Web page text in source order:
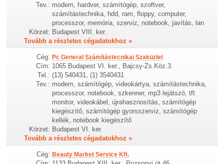
Tev.: modem, hardver, számítógép, szoftver,
számítástechnika, hdd, ram, floppy, computer,
processzor, memória, szerviz, notebook, javítás, lan
Körzet: Budapest VIII. ker.
Tovább a részletes cégadatokhoz »
Cég: Pc General Számítástecnikai Szaküzlet
Cím: 1065 Budapest VI. ker., Bajcsy-Zs.Köz.3.
Tel.: (13) 540431, (1) 3540431
Tev.: modem, számítógép, videokártya, számítástechnika,
processzor, notebook, szkenner, mp3 lejátszó, tft
monitor, videokábel, újrahasznosítás, számítógép
kiegészítő, számítógép gyorsszerviz, számítógép
kellék, notebook kiegészítő
Körzet: Budapest VI. ker.
Tovább a részletes cégadatokhoz »
Cég: Beauty Market Service Kft.